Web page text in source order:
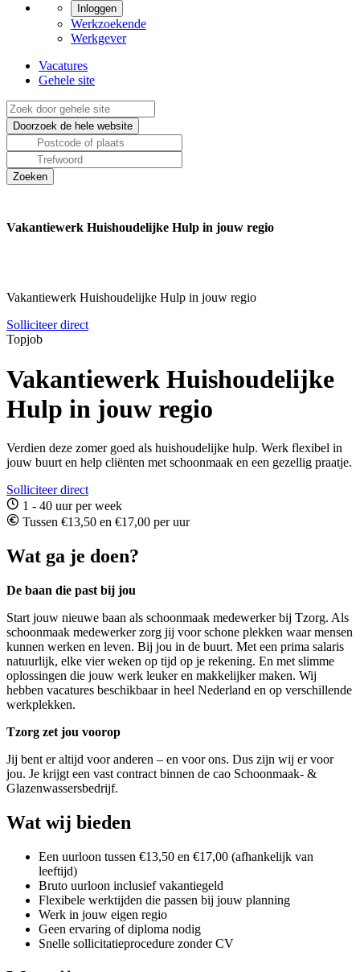
Inloggen
Werkzoekende
Werkgever
Vacatures
Gehele site
Vakantiewerk Huishoudelijke Hulp in jouw regio
Vakantiewerk Huishoudelijke Hulp in jouw regio
Solliciteer direct
Topjob
Vakantiewerk Huishoudelijke
Hulp in jouw regio
Verdien deze zomer goed als huishoudelijke hulp. Werk flexibel in
jouw buurt en help cliënten met schoonmaak en een gezellig praatje.
Solliciteer direct
1 - 40 uur per week
Tussen €13,50 en €17,00 per uur
Wat ga je doen?
De baan die past bij jou
Start jouw nieuwe baan als schoonmaak medewerker bij Tzorg. Als
schoonmaak medewerker zorg jij voor schone plekken waar mensen
kunnen werken en leven. Bij jou in de buurt. Met een prima salaris
natuurlijk, elke vier weken op tijd op je rekening. En met slimme
oplossingen die jouw werk leuker en makkelijker maken. Wij
hebben vacatures beschikbaar in heel Nederland en op verschillende
werkplekken.
Tzorg zet jou voorop
Jij bent er altijd voor anderen – en voor ons. Dus zijn wij er voor
jou. Je krijgt een vast contract binnen de cao Schoonmaak- &
Glazenwassersbedrijf.
Wat wij bieden
Een uurloon tussen €13,50 en €17,00 (afhankelijk van
leeftijd)
Bruto uurloon inclusief vakantiegeld
Flexibele werktijden die passen bij jouw planning
Werk in jouw eigen regio
Geen ervaring of diploma nodig
Snelle sollicitatieprocedure zonder CV